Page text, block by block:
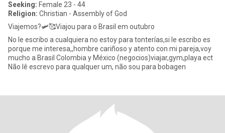
Seeking: Female 23 - 44
Religion: Christian - Assembly of God
Viajemos?🛩️🥰Viajou para o Brasil em outubro
No le escribo a cualquiera no estoy para tonterías,si le escribo es
porque me interesa,,hombre cariñoso y atento con mi pareja,voy
mucho a Brasil Colombia y México (negocios)viajar,gym,playa ect
Não lê escrevo para qualquer um, não sou para bobagen